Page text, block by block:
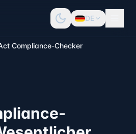
DE
Compliance-Checker